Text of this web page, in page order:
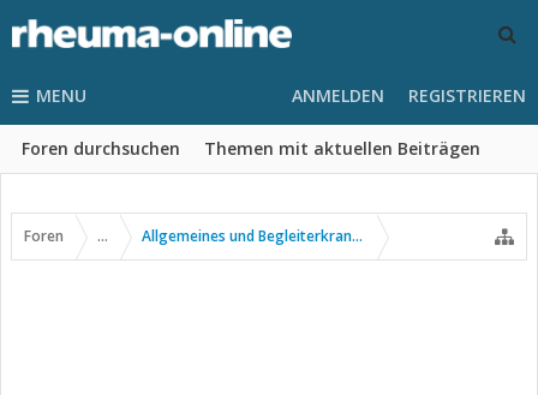
MENU
Foren durchsuchen Themen mit aktuellen Beiträgen
ANMELDEN REGISTRIEREN
Foren ... Allgemeines und Begleiterkrankungen